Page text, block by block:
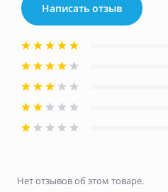
Написать отзыв
Нет отзывов об этом товаре.